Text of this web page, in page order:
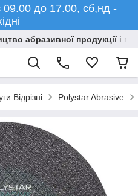
09.00 до 17.00, сб,нд -
абразивної продукції і
Відрізні Polystar Abrasive